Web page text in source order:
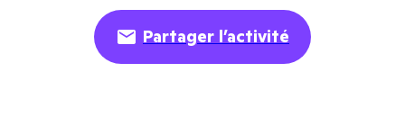
Partager l’activité